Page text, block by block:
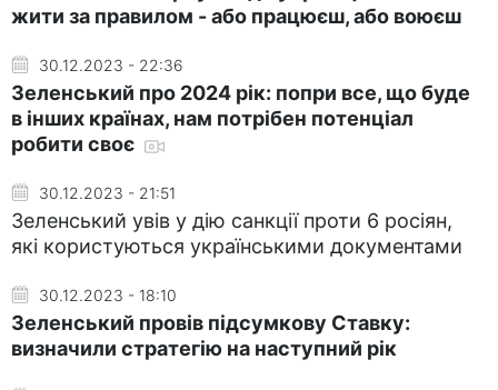
жити за правилом - або працюєш, або воюєш
30.12.2023 - 22:36
Зеленський про 2024 рік: попри все, що буде
в інших країнах, нам потрібен потенціал
робити своє
30.12.2023 - 21:51
Зеленський увів у дію санкції проти 6 росіян,
які користуються українськими документами
30.12.2023 - 18:10
Зеленський провів підсумкову Ставку:
визначили стратегію на наступний рік